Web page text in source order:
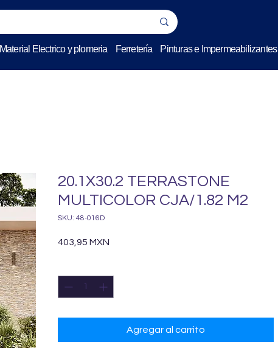
Material Electrico y plomeria Ferretería Pinturas e Impermeabilizantes
20.1X30.2 TERRASTONE
MULTICOLOR CJA/1.82 M2
SKU: 48-016D
403,95 MXN
Agregar al carrito